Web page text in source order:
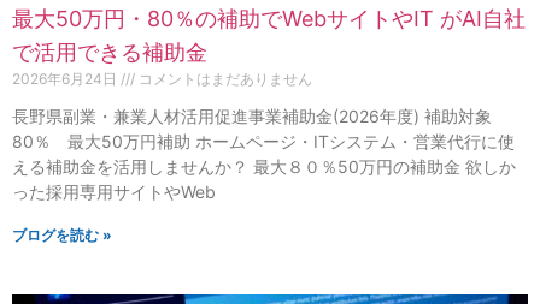
最大50万円・80％の補助でWebサイトやIT がAI自社
で活用できる補助金
2026年6月24日 コメントはまだありません
長野県副業・兼業人材活用促進事業補助金(2026年度) 補助対象
80％ 最大50万円補助 ホームページ・ITシステム・営業代行に使
える補助金を活用しませんか？ 最大８０％50万円の補助金 欲しか
った採用専用サイトやWeb
ブログを読む »